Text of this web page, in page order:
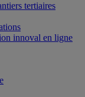
tertiaires
innoval en ligne